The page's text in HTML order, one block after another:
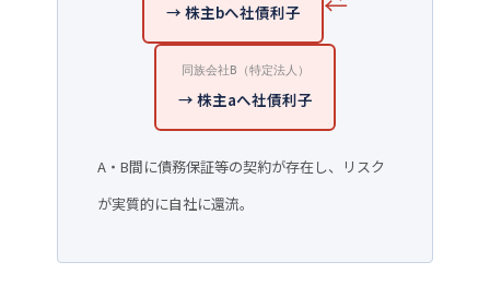
→ 株主bへ社債利子
同族会社B（特定法人）
→ 株主aへ社債利子
A・B間に債務保証等の契約が存在し、リスク
が実質的に自社に還流。